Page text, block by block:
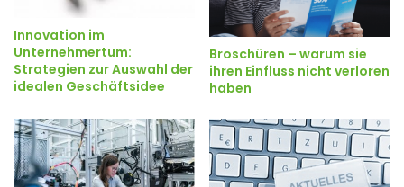
Innovation im
Unternehmertum:
Strategien zur Auswahl der
idealen Geschäftsidee
Broschüren – warum sie
ihren Einfluss nicht verloren
haben